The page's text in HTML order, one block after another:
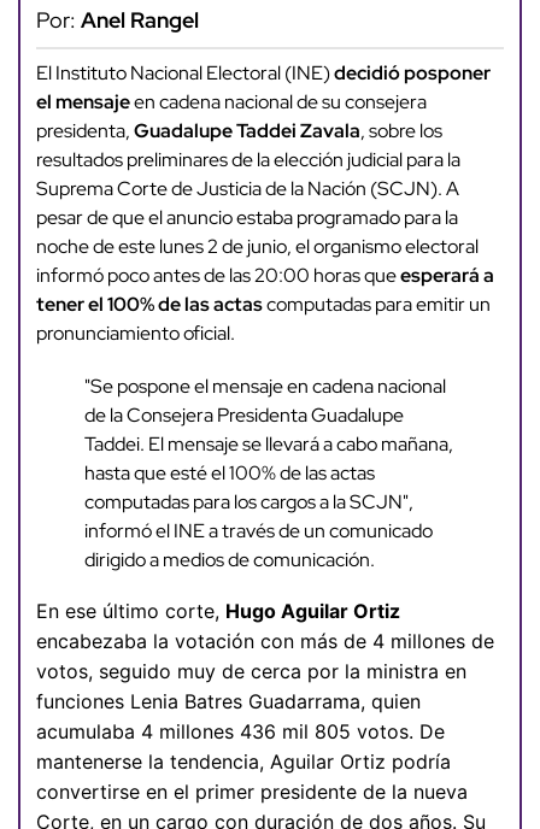
Por: Anel Rangel
El Instituto Nacional Electoral (INE)decidió posponer
el mensajeen cadena nacional de su consejera
presidenta,Guadalupe Taddei Zavala, sobre los
resultados preliminares de la elección judicial para la
Suprema Corte de Justicia de la Nación (SCJN). A
pesar de que el anuncio estaba programado para la
noche de este lunes 2 de junio, el organismo electoral
informó poco antes de las 20:00 horas queesperará a
tener el 100% de las actascomputadas para emitir un
pronunciamiento oficial.
"Se pospone el mensaje en cadena nacional
de la Consejera Presidenta Guadalupe
Taddei. El mensaje se llevará a cabo mañana,
hasta que esté el 100% de las actas
computadas para los cargos a la SCJN",
informó el INE a través de un comunicado
dirigido a medios de comunicación.
En ese último corte, Hugo Aguilar Ortiz
encabezaba la votación con más de 4 millones de
votos, seguido muy de cerca por la ministra en
funciones Lenia Batres Guadarrama, quien
acumulaba 4 millones 436 mil 805 votos. De
mantenerse la tendencia, Aguilar Ortiz podría
convertirse en el primer presidente de la nueva
Corte, en un cargo con duración de dos años. Su